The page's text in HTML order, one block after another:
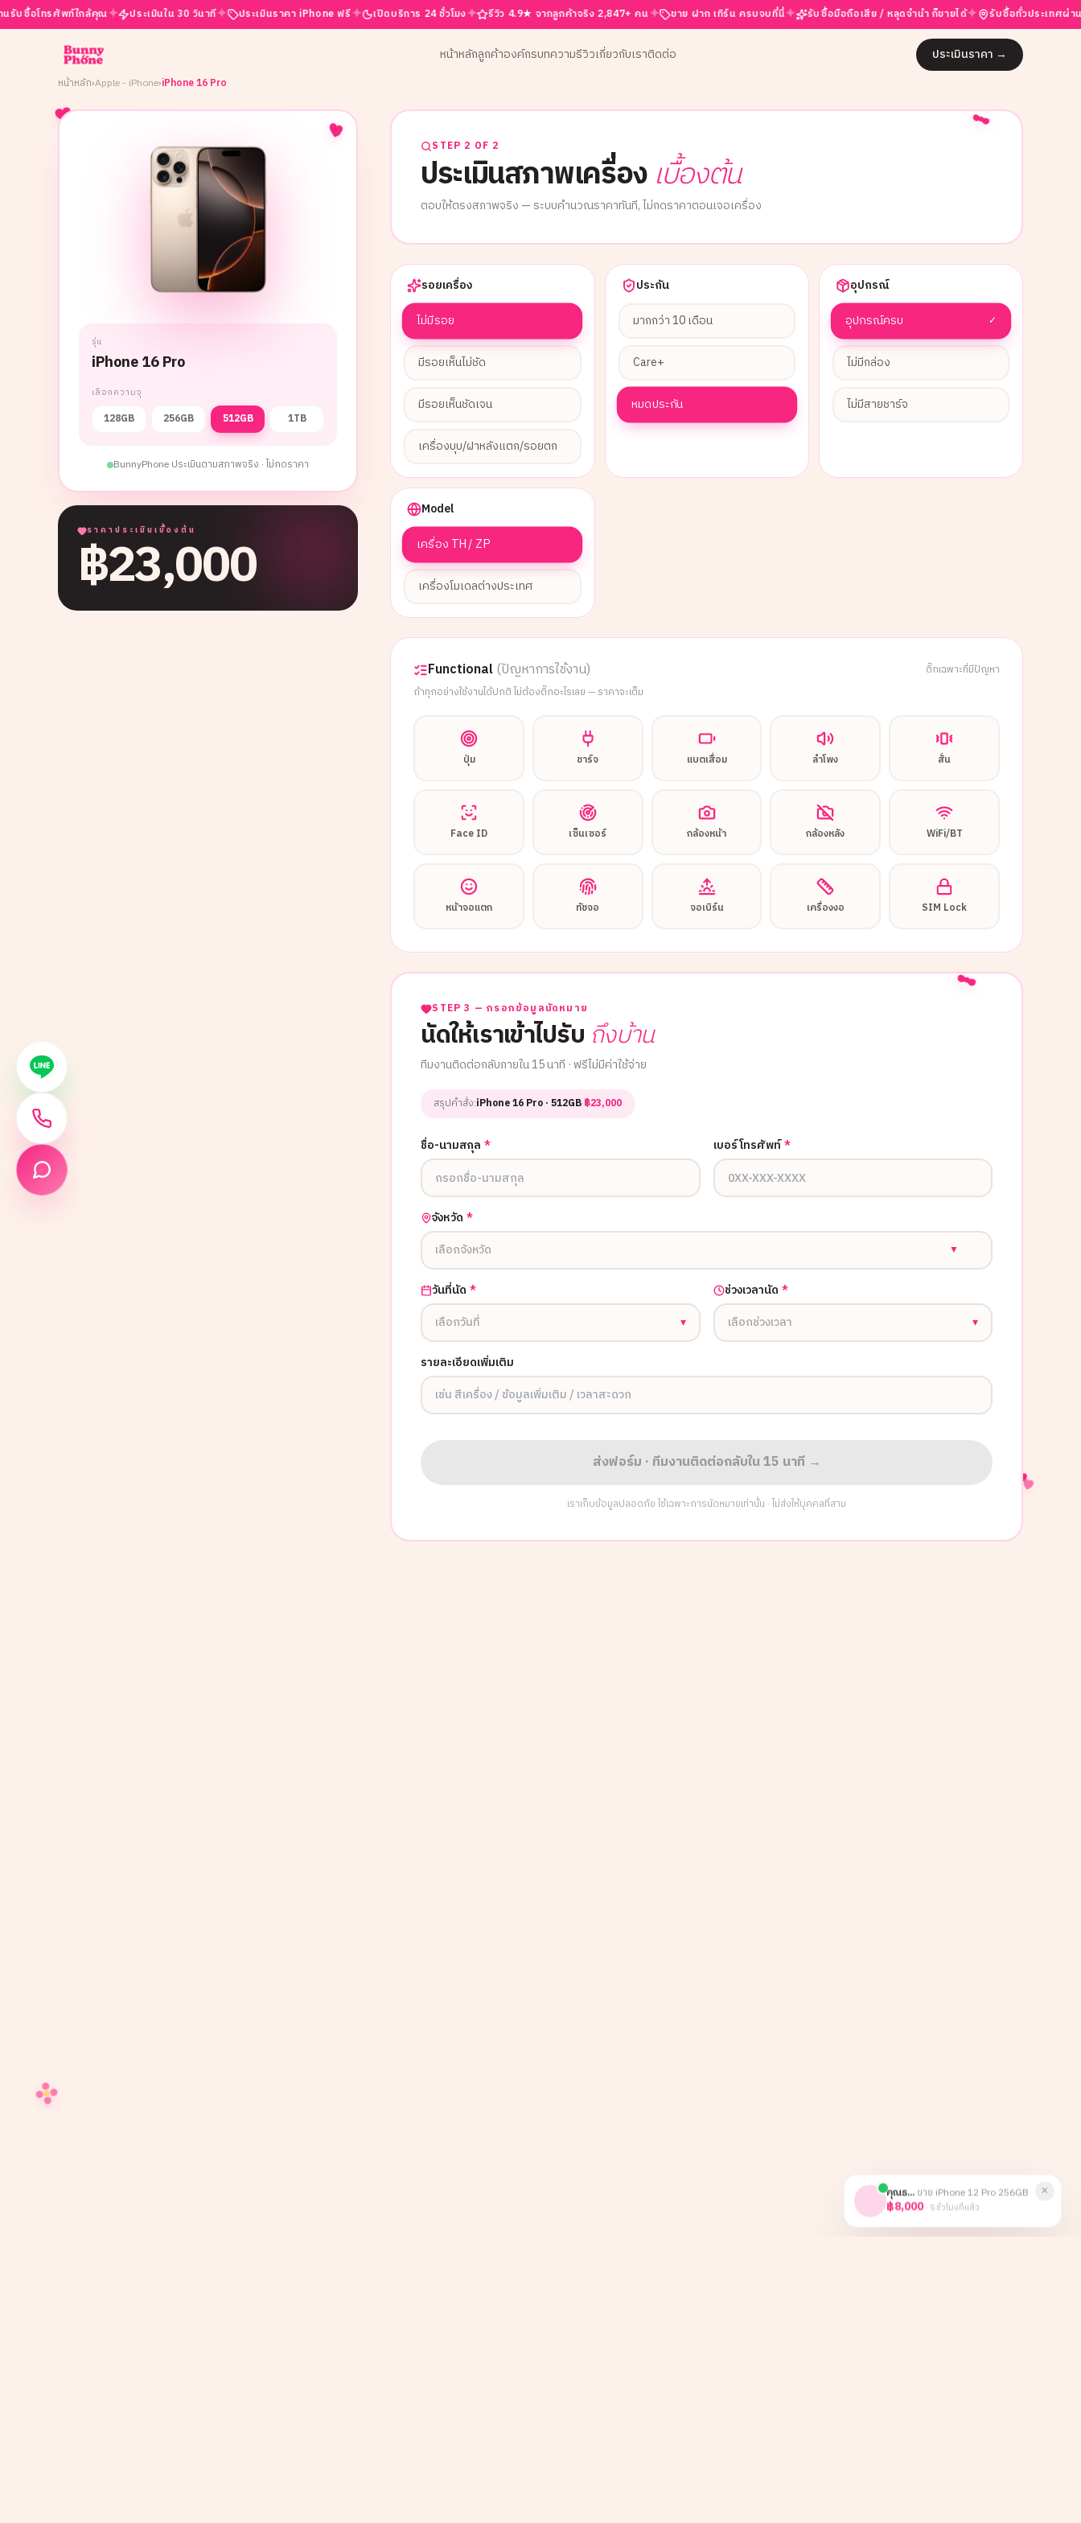
คุณธ... ขาย iPhone 12 Pro 256GB
฿8,000 5 ชั่วโมงที่แล้ว
×
ศัพท์ใกล้คุณ✦ ประเมินใน 30 วินาที✦ ประเมินราคา iPhone ฟรี✦ เปิดบริการ 24 ชั่วโมง✦ รีวิว 4.9★ จากลูกค้าจริง 2,847+ คน✦ ขาย ฝาก เทิร์น ครบจบที่นี่ ✦ รับซื้อมือถือเสีย / หลุดจำนำ ก็ขายได้✦ รับซื้อทั่วประเทศผ่าน partner
หน้าหลักลูกค้าองค์กรบทความรีวิวเกี่ยวกับเราติดต่อ ประเมินราคา →
หน้าหลัก›Apple - iPhone›iPhone 16 Pro
รุ่น
iPhone 16 Pro
เลือกความจุ
128GB 256GB 512GB 1TB
BunnyPhone ประเมินตามสภาพจริง · ไม่กดราคา
ราคาประเมินเบื้องต้น
฿23,000
STEP 2 OF 2
ประเมินสภาพเครื่อง เบื้องต้น
ตอบให้ตรงสภาพจริง — ระบบคำนวณราคาทันที, ไม่กดราคาตอนเจอเครื่อง
รอยเครื่อง
ไม่มีรอย
มีรอยเห็นไม่ชัด
มีรอยเห็นชัดเจน
เครื่องบุบ/ฝาหลังแตก/รอยตก
ประกัน
มากกว่า 10 เดือน
Care+
หมดประกัน
อุปกรณ์
อุปกรณ์ครบ ✓
ไม่มีกล่อง
ไม่มีสายชาร์จ
Model
เครื่อง TH / ZP
เครื่องโมเดลต่างประเทศ
Functional(ปัญหาการใช้งาน)
ติ๊กเฉพาะที่มีปัญหา
ถ้าทุกอย่างใช้งานได้ปกติ ไม่ต้องติ๊กอะไรเลย — ราคาจะเต็ม
ปุ่ม ชาร์จ แบตเสื่อม ลำโพง สั่น
Face ID เซ็นเซอร์ กล้องหน้า กล้องหลัง WiFi/BT
หน้าจอแตก ทัชจอ จอเบิร์น เครื่องงอ SIM Lock
STEP 3 — กรอกข้อมูลนัดหมาย
นัดให้เราเข้าไปรับ ถึงบ้าน
ทีมงานติดต่อกลับภายใน 15 นาที · ฟรีไม่มีค่าใช้จ่าย
สรุปคำสั่ง:iPhone 16 Pro · 512GB·฿23,000
ชื่อ-นามสกุล * เบอร์โทรศัพท์*
จังหวัด *
เลือกจังหวัด
▼
วันที่นัด *
เลือกวันที่
▾
ช่วงเวลานัด *
เลือกช่วงเวลา
▾
รายละเอียดเพิ่มเติม
ส่งฟอร์ม · ทีมงานติดต่อกลับใน 15 นาที →
เราเก็บข้อมูลปลอดภัย ใช้เฉพาะการนัดหมายเท่านั้น · ไม่ส่งให้บุคคลที่สาม